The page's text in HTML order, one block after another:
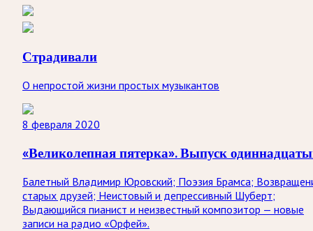
Страдивали
О непростой жизни простых музыкантов
8 февраля 2020
«Великолепная пятерка». Выпуск
Балетный Владимир Юровский; Поэзия Брамса;
старых друзей; Неистовый и депрессивный Шуберт;
Выдающийся пианист и неизвестный композитор — новые
записи на радио «Орфей».